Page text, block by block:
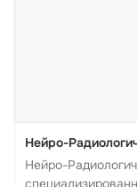
Нейро-
Нейро-